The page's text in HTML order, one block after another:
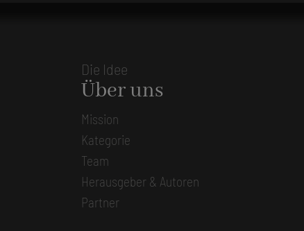
Die Idee
Über uns
Mission
Kategorie
Team
Herausgeber & Autoren
Partner